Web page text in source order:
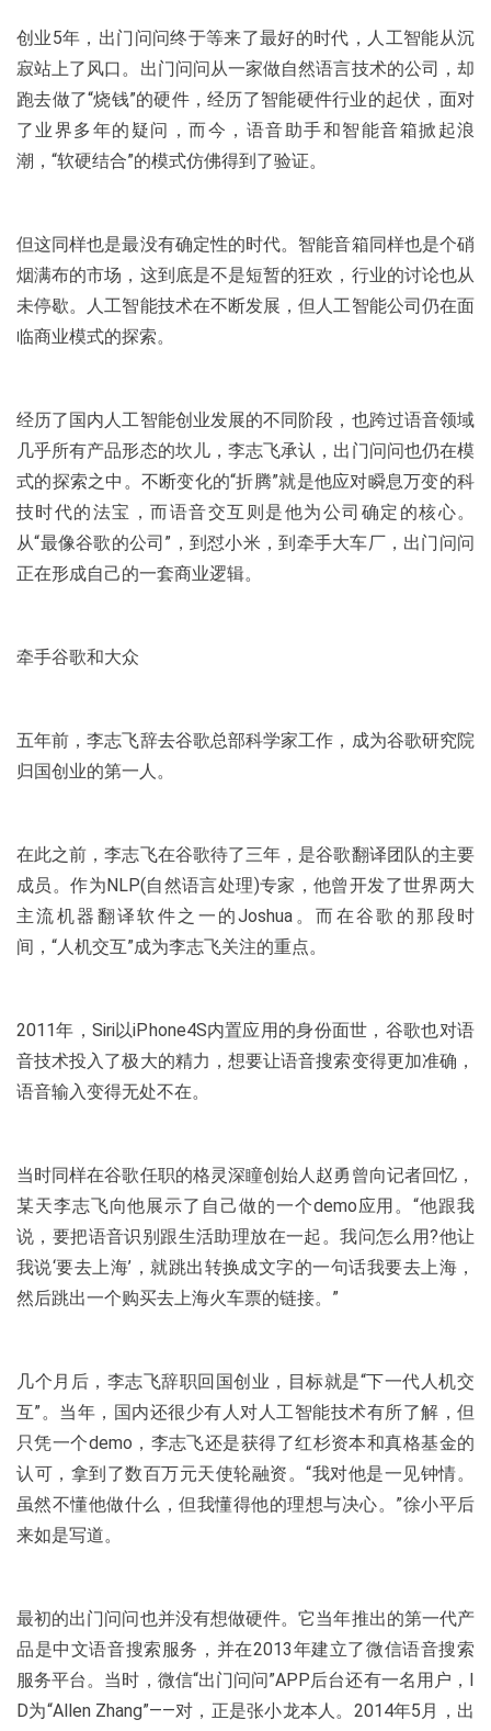
创业5年，出门问问终于等来了最好的时代，人工智能从沉
寂站上了风口。出门问问从一家做自然语言技术的公司，却
跑去做了“烧钱”的硬件，经历了智能硬件行业的起伏，面对
了业界多年的疑问，而今，语音助手和智能音箱掀起浪
潮，“软硬结合”的模式仿佛得到了验证。
但这同样也是最没有确定性的时代。智能音箱同样也是个硝
烟满布的市场，这到底是不是短暂的狂欢，行业的讨论也从
未停歇。人工智能技术在不断发展，但人工智能公司仍在面
临商业模式的探索。
经历了国内人工智能创业发展的不同阶段，也跨过语音领域
几乎所有产品形态的坎儿，李志飞承认，出门问问也仍在模
式的探索之中。不断变化的“折腾”就是他应对瞬息万变的科
技时代的法宝，而语音交互则是他为公司确定的核心。
从“最像谷歌的公司”，到怼小米，到牵手大车厂，出门问问
正在形成自己的一套商业逻辑。
牵手谷歌和大众
五年前，李志飞辞去谷歌总部科学家工作，成为谷歌研究院
归国创业的第一人。
在此之前，李志飞在谷歌待了三年，是谷歌翻译团队的主要
成员。作为NLP(自然语言处理)专家，他曾开发了世界两大
主流机器翻译软件之一的Joshua。而在谷歌的那段时
间，“人机交互”成为李志飞关注的重点。
2011年，Siri以iPhone4S内置应用的身份面世，谷歌也对语
音技术投入了极大的精力，想要让语音搜索变得更加准确，
语音输入变得无处不在。
当时同样在谷歌任职的格灵深瞳创始人赵勇曾向记者回忆，
某天李志飞向他展示了自己做的一个demo应用。“他跟我
说，要把语音识别跟生活助理放在一起。我问怎么用?他让
我说‘要去上海’，就跳出转换成文字的一句话我要去上海，
然后跳出一个购买去上海火车票的链接。”
几个月后，李志飞辞职回国创业，目标就是“下一代人机交
互”。当年，国内还很少有人对人工智能技术有所了解，但
只凭一个demo，李志飞还是获得了红杉资本和真格基金的
认可，拿到了数百万元天使轮融资。“我对他是一见钟情。
虽然不懂他做什么，但我懂得他的理想与决心。”徐小平后
来如是写道。
最初的出门问问也并没有想做硬件。它当年推出的第一代产
品是中文语音搜索服务，并在2013年建立了微信语音搜索
服务平台。当时，微信“出门问问”APP后台还有一名用户，I
D为“Allen Zhang”——对，正是张小龙本人。2014年5月，出